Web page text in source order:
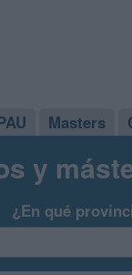
Masters
y
¿En qué